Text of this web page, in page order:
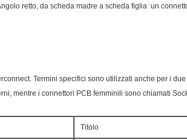
retto, da scheda madre a scheda figlia ̇ un
Termini specifici sono utilizzati anche per i
mentre i connettori PCB femminili sono chiamati
Titolo